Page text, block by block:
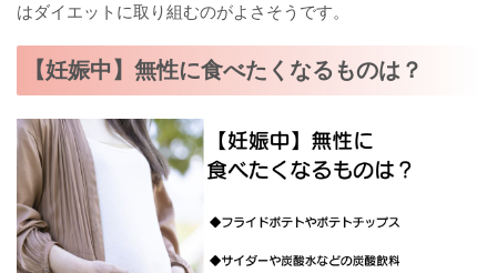
はダイエットに取り組むのがよさそうです。
【妊娠中】無性に食べたくなるものは？